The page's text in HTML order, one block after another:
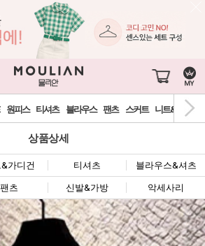
원피스 티셔츠 블라우스 팬츠 스커트 니트&가디건
상품상세
가디건 티셔츠 블라우스&셔츠
팬츠 신발&가방 악세사리